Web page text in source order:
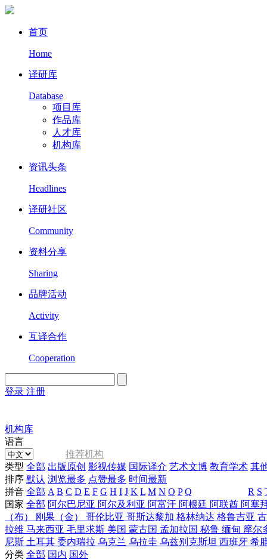
首页
Home
译研库
Database
项目库
作品库
人才库
机构库
资讯头条
Headlines
译研社区
Community
资料分享
Sharing
品牌活动
Activity
互译合作
Cooperation
登录 注册
机构库
语言
推荐机构
类型 全部 出版原创 影视传媒 国际译介 艺术文博 教育学术 其
排序 默认 浏览最多 点赞最多 时间最新
拼音 全部 A B C D E F G H I J K L M N O P Q R S
国家 全部 阿尔巴尼亚 阿尔及利亚 阿富汗 阿根廷 阿联酋 阿塞
（布）
刚果（金） 哥伦比亚 哥斯达黎加 格林纳达 格鲁吉亚
拉维 马来西亚 毛里求斯 美国 蒙古国 孟加拉国 秘鲁 缅甸 摩尔
尼斯 土耳其 委内瑞拉 乌克兰 乌拉圭 乌兹别克斯坦 西班牙 希
分类 全部 国内 国外